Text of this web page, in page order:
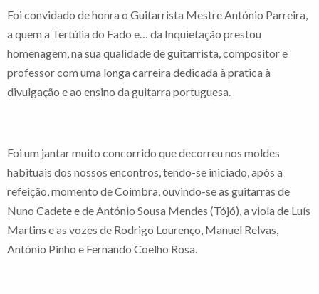
Foi convidado de honra o Guitarrista Mestre António Parreira,
a quem a Tertúlia do Fado e… da Inquietação prestou
homenagem, na sua qualidade de guitarrista, compositor e
professor com uma longa carreira dedicada à pratica à
divulgação e ao ensino da guitarra portuguesa.
Foi um jantar muito concorrido que decorreu nos moldes
habituais dos nossos encontros, tendo-se iniciado, após a
refeição, momento de Coimbra, ouvindo-se as guitarras de
Nuno Cadete e de António Sousa Mendes (Tójó), a viola de Luís
Martins e as vozes de Rodrigo Lourenço, Manuel Relvas,
António Pinho e Fernando Coelho Rosa.